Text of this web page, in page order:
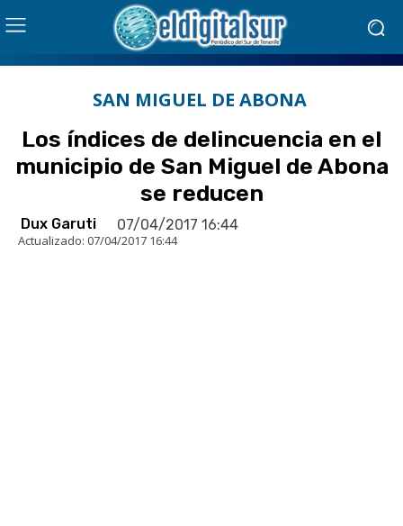
SAN MIGUEL DE ABONA
Los índices de delincuencia en el
municipio de San Miguel de Abona
se reducen
Dux Garuti 07/04/2017 16:44
Actualizado: 07/04/2017 16:44